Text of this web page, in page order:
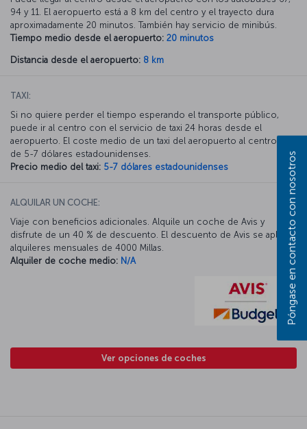
94 y 11. El aeropuerto está a 8 km del centro y el trayecto dura
aproximadamente 20 minutos. También hay servicio de minibús.
Tiempo medio desde el aeropuerto: 20 minutos
Distancia desde el aeropuerto: 8 km
TAXI:
Si no quiere perder el tiempo esperando el transporte público,
puede ir al centro con el servicio de taxi 24 horas desde el
aeropuerto. El coste medio de un taxi del aeropuerto al centro es
de 5-7 dólares estadounidenses.
Precio medio del taxi: 5-7 dólares estadounidenses
ALQUILAR UN COCHE:
Viaje con beneficios adicionales. Alquile un coche de Avis y
disfrute de un 40 % de descuento. El descuento de Avis se aplica a
alquileres mensuales de 4000 Millas.
Alquiler de coche medio: N/A
Ver opciones de coches
Póngase en contacto con nosotros